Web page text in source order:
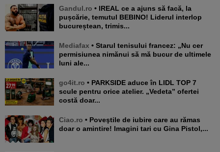
Gandul.ro • IREAL ce a ajuns să facă, la
pușcărie, temutul BEBINO! Liderul interlop
bucureștean, trimis...
Mediafax • Starul tenisului francez: „Nu cer
permisiunea nimănui să mă bucur de ultimele
luni ale...
go4it.ro • PARKSIDE aduce în LIDL TOP 7
scule pentru orice atelier. „Vedeta” ofertei
costă doar...
Ciao.ro • Poveştile de iubire care au rămas
doar o amintire! Imagini tari cu Gina Pistol,...